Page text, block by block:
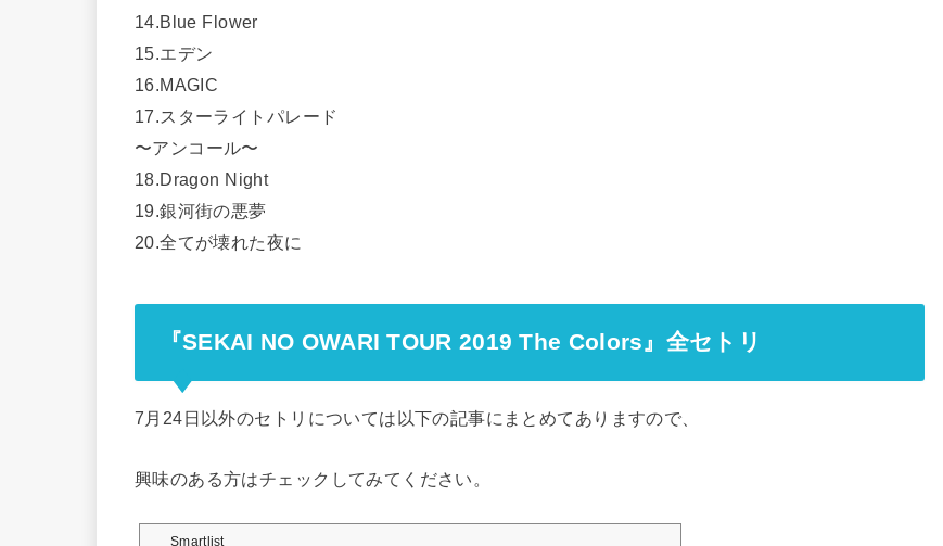
14.Blue Flower
15.エデン
16.MAGIC
17.スターライトパレード
〜アンコール〜
18.Dragon Night
19.銀河街の悪夢
20.全てが壊れた夜に
『SEKAI NO OWARI TOUR 2019 The Colors』全セトリ
7月24日以外のセトリについては以下の記事にまとめてありますので、
興味のある方はチェックしてみてください。
Smartlist